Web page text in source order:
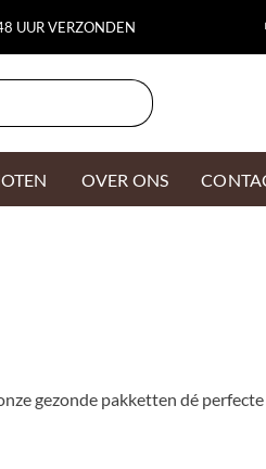
UUR VERZONDEN
OVER ONS
gezonde pakketten dé